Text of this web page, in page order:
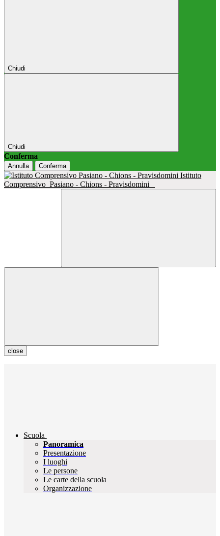
Chiudi
Chiudi
Conferma
Annulla Conferma
Istituto
Comprensivo Pasiano - Chions - Pravisdomini
close
Scuola
Panoramica
Presentazione
I luoghi
Le persone
Le carte della scuola
Organizzazione